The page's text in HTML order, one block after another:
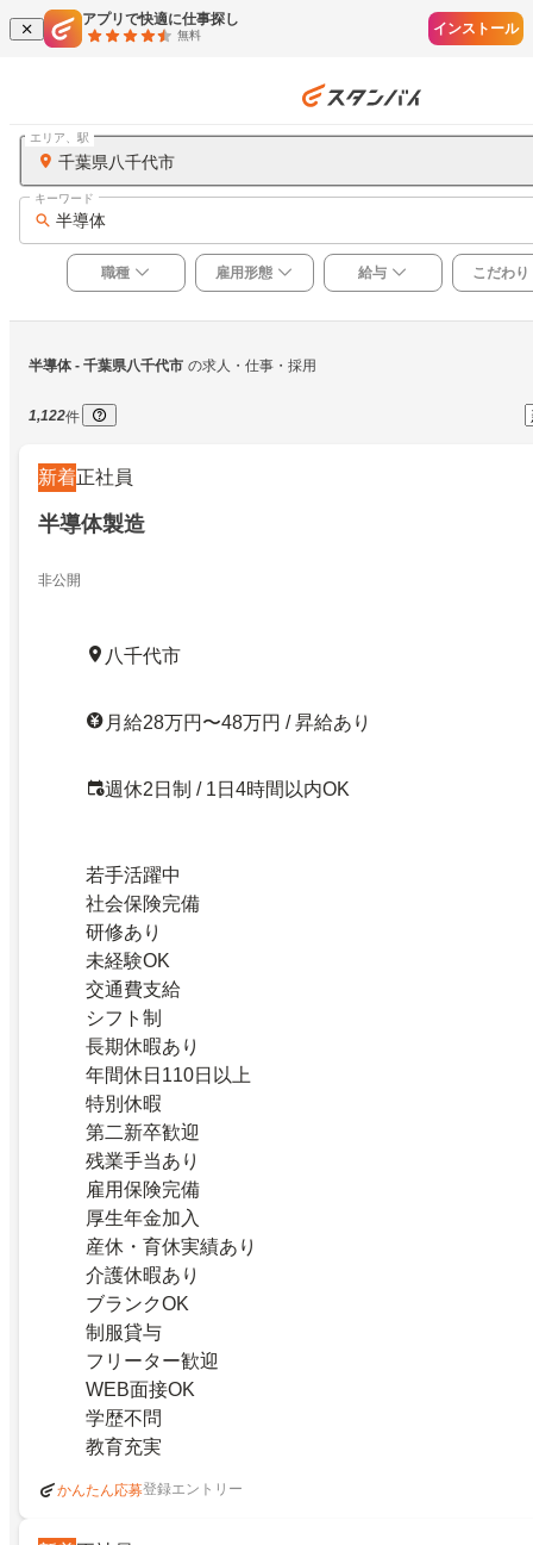
アプリで快適に仕事探し
無料 インストール
千葉県八千代市
エリア、駅
半導体
キーワード
職種 雇用形態 給与 こだわり
半導体 - 千葉県八千代市 の求人・仕事・採用
1,122件
新着正社員
半導体製造
非公開
八千代市
月給28万円〜48万円 / 昇給あり
週休2日制 / 1日4時間以内OK
若手活躍中
社会保険完備
研修あり
未経験OK
交通費支給
シフト制
長期休暇あり
年間休日110日以上
特別休暇
第二新卒歓迎
残業手当あり
雇用保険完備
厚生年金加入
産休・育休実績あり
介護休暇あり
ブランクOK
制服貸与
フリーター歓迎
WEB面接OK
学歴不問
教育充実
かんたん応募登録エントリー